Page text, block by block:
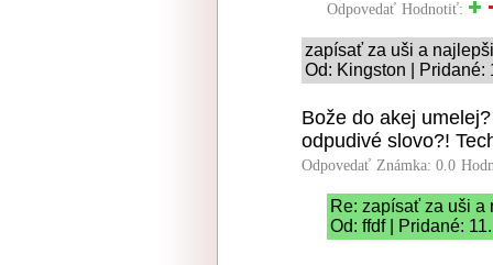
Odpovedať Hodnotiť:
zapísať za uši a
Od: Kingston | Pridané:
Bože do akej
odpudivé slovo?!
Odpovedať Známka: 0.0
Re: zapísať za uši a
Od: ffdf | Pridané: